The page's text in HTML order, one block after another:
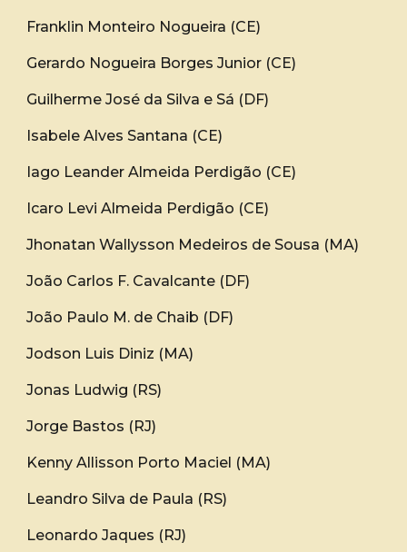
Franklin Monteiro Nogueira (CE)
Gerardo Nogueira Borges Junior (CE)
Guilherme José da Silva e Sá (DF)
Isabele Alves Santana (CE)
Iago Leander Almeida Perdigão (CE)
Icaro Levi Almeida Perdigão (CE)
Jhonatan Wallysson Medeiros de Sousa (MA)
João Carlos F. Cavalcante (DF)
João Paulo M. de Chaib (DF)
Jodson Luis Diniz (MA)
Jonas Ludwig (RS)
Jorge Bastos (RJ)
Kenny Allisson Porto Maciel (MA)
Leandro Silva de Paula (RS)
Leonardo Jaques (RJ)